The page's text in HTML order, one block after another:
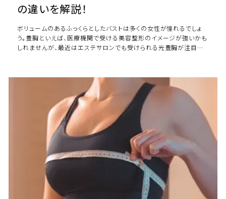
の違いを解説！
ボリュームのあるふっくらとしたバストは多くの女性が憧れるでしょ
う。豊胸といえば、医療機関で受ける美容整形のイメージが強いかも
しれませんが、最近はエステサロンでも受けられる光豊胸が注目を